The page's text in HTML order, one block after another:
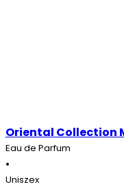
Oriental Collection
Eau de Parfum
•
Uniszex